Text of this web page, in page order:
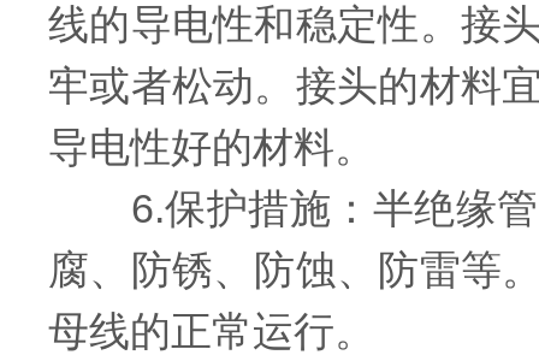
线的导电性和稳定性。接
牢或者松动。接头的材料
导电性好的材料。
6.保护措施：半绝缘管
腐、防锈、防蚀、防雷等
母线的正常运行。